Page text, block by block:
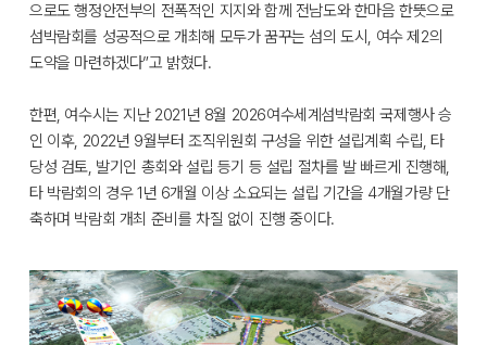
으로도 행정안전부의 전폭적인 지지와 함께 전남도와 한마음 한뜻으로
섬박람회를 성공적으로 개최해 모두가 꿈꾸는 섬의 도시, 여수 제2의
도약을 마련하겠다”고 밝혔다.
한편, 여수시는 지난 2021년 8월 2026여수세계섬박람회 국제행사 승
인 이후, 2022년 9월부터 조직위원회 구성을 위한 설립계획 수립, 타
당성 검토, 발기인 총회와 설립 등기 등 설립 절차를 발 빠르게 진행해,
타 박람회의 경우 1년 6개월 이상 소요되는 설립 기간을 4개월가량 단
축하며 박람회 개최 준비를 차질 없이 진행 중이다.